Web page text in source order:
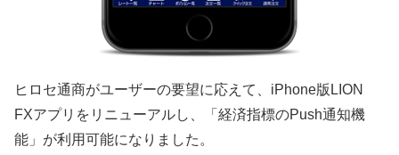
ヒロセ通商がユーザーの要望に応えて、iPhone版LION
FXアプリをリニューアルし、「経済指標のPush通知機
能」が利用可能になりました。